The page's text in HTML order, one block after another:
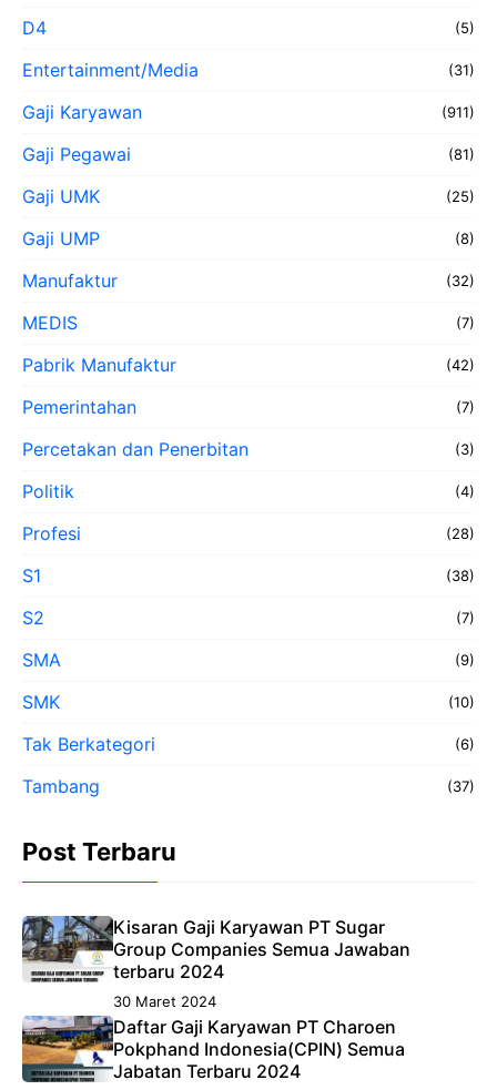
D4 (5)
Entertainment/Media (31)
Gaji Karyawan (911)
Gaji Pegawai (81)
Gaji UMK (25)
Gaji UMP (8)
Manufaktur (32)
MEDIS (7)
Pabrik Manufaktur (42)
Pemerintahan (7)
Percetakan dan Penerbitan (3)
Politik (4)
Profesi (28)
S1 (38)
S2 (7)
SMA (9)
SMK (10)
Tak Berkategori (6)
Tambang (37)
Post Terbaru
Kisaran Gaji Karyawan PT Sugar
Group Companies Semua Jawaban
terbaru 2024
30 Maret 2024
Daftar Gaji Karyawan PT Charoen
Pokphand Indonesia(CPIN) Semua
Jabatan Terbaru 2024